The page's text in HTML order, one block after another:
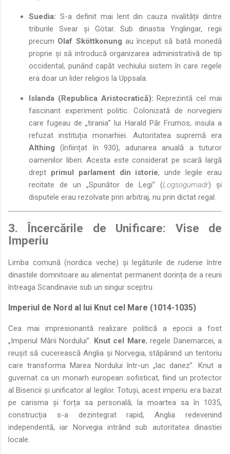
Suedia: S-a definit mai lent din cauza rivalității dintre
triburile Svear și Götar. Sub dinastia Ynglingar, regii
precum Olaf Sköttkonung au început să bată monedă
proprie și să introducă organizarea administrativă de tip
occidental, punând capăt vechiului sistem în care regele
era doar un lider religios la Uppsala.
Islanda (Republica Aristocratică): Reprezintă cel mai
fascinant experiment politic. Colonizată de norvegieni
care fugeau de „tirania” lui Harald Păr Frumos, insula a
refuzat instituția monarhiei. Autoritatea supremă era
Althing (înființat în 930), adunarea anuală a tuturor
oamenilor liberi. Acesta este considerat pe scară largă
drept primul parlament din istorie, unde legile erau
recitate de un „Spunător de Legi” (Logsogumadr) și
disputele erau rezolvate prin arbitraj, nu prin dictat regal.
3. Încercările de Unificare: Vise de
Imperiu
Limba comună (nordica veche) și legăturile de rudenie între
dinastiile domnitoare au alimentat permanent dorința de a reuni
întreaga Scandinavie sub un singur sceptru.
Imperiul de Nord al lui Knut cel Mare (1014-1035)
Cea mai impresionantă realizare politică a epocii a fost
„Imperiul Mării Nordului”. Knut cel Mare, regele Danemarcei, a
reușit să cucerească Anglia și Norvegia, stăpânind un teritoriu
care transforma Marea Nordului într-un „lac danez”. Knut a
guvernat ca un monarh european sofisticat, fiind un protector
al Bisericii și unificator al legilor. Totuși, acest imperiu era bazat
pe carisma și forța sa personală; la moartea sa în 1035,
construcția s-a dezintegrat rapid, Anglia redevenind
independentă, iar Norvegia intrând sub autoritatea dinastiei
locale.